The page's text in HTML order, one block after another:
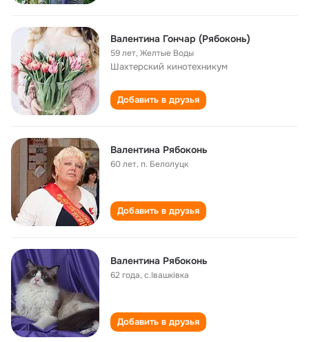
Валентина Гончар (Рябоконь)
59 лет,Желтые Воды
Шахтерский кинотехникум
Добавить в друзья
Валентина Рябоконь
60 лет,п. Белолуцк
Добавить в друзья
Валентина Рябоконь
62 года,с.Івашківка
Добавить в друзья